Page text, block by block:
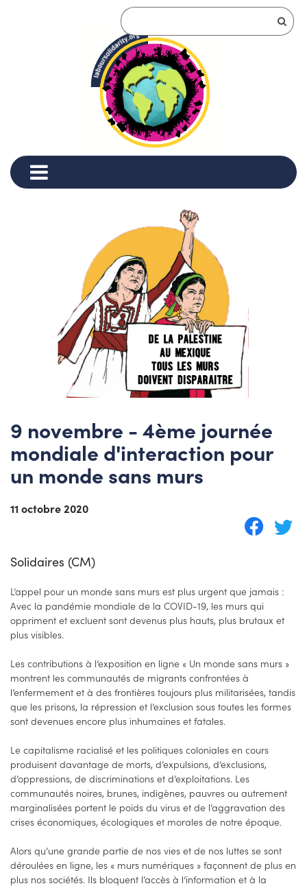
9 novembre - 4ème journée
mondiale d'interaction pour
un monde sans murs
11 octobre 2020
Solidaires (CM)
L’appel pour un monde sans murs est plus urgent que jamais :
Avec la pandémie mondiale de la COVID-19, les murs qui
oppriment et excluent sont devenus plus hauts, plus brutaux et
plus visibles.
Les contributions à l’exposition en ligne « Un monde sans murs »
montrent les communautés de migrants confrontées à
l’enfermement et à des frontières toujours plus militarisées, tandis
que les prisons, la répression et l’exclusion sous toutes les formes
sont devenues encore plus inhumaines et fatales.
Le capitalisme racialisé et les politiques coloniales en cours
produisent davantage de morts, d’expulsions, d’exclusions,
d’oppressions, de discriminations et d’exploitations. Les
communautés noires, brunes, indigènes, pauvres ou autrement
marginalisées portent le poids du virus et de l’aggravation des
crises économiques, écologiques et morales de notre époque.
Alors qu’une grande partie de nos vies et de nos luttes se sont
déroulées en ligne, les « murs numériques » façonnent de plus en
plus nos sociétés. Ils bloquent l’accès à l’information et à la